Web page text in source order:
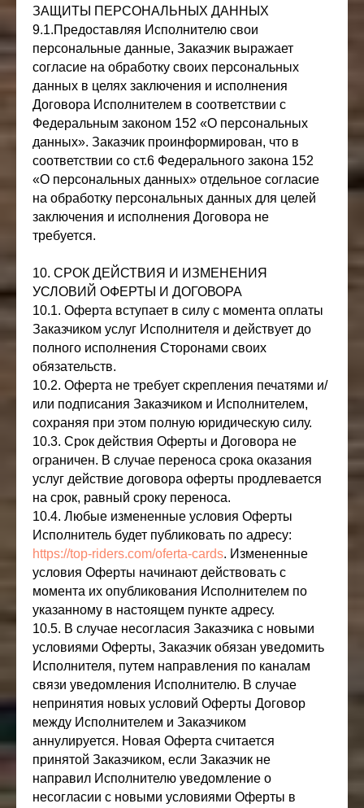
ЗАЩИТЫ ПЕРСОНАЛЬНЫХ ДАННЫХ
9.1.Предоставляя Исполнителю свои
персональные данные, Заказчик выражает
согласие на обработку своих персональных
данных в целях заключения и исполнения
Договора Исполнителем в соответствии с
Федеральным законом 152 «О персональных
данных». Заказчик проинформирован, что в
соответствии со ст.6 Федерального закона 152
«О персональных данных» отдельное согласие
на обработку персональных данных для целей
заключения и исполнения Договора не
требуется.
10. СРОК ДЕЙСТВИЯ И ИЗМЕНЕНИЯ
УСЛОВИЙ ОФЕРТЫ И ДОГОВОРА
10.1. Оферта вступает в силу с момента оплаты
Заказчиком услуг Исполнителя и действует до
полного исполнения Сторонами своих
обязательств.
10.2. Оферта не требует скрепления печатями и/
или подписания Заказчиком и Исполнителем,
сохраняя при этом полную юридическую силу.
10.3. Срок действия Оферты и Договора не
ограничен. В случае переноса срока оказания
услуг действие договора оферты продлевается
на срок, равный сроку переноса.
10.4. Любые измененные условия Оферты
Исполнитель будет публиковать по адресу:
https://top-riders.com/oferta-cards. Измененные
условия Оферты начинают действовать с
момента их опубликования Исполнителем по
указанному в настоящем пункте адресу.
10.5. В случае несогласия Заказчика с новыми
условиями Оферты, Заказчик обязан уведомить
Исполнителя, путем направления по каналам
связи уведомления Исполнителю. В случае
непринятия новых условий Оферты Договор
между Исполнителем и Заказчиком
аннулируется. Новая Оферта считается
принятой Заказчиком, если Заказчик не
направил Исполнителю уведомление о
несогласии с новыми условиями Оферты в